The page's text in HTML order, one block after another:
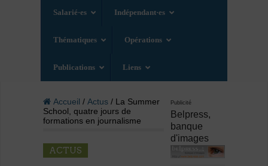
Salarié·es Indépendant·es
Thématiques Opérations
Publications Liens
Accueil / Actus/ La Summer
School, quatre jours de
formations en journalisme
ACTUS
Publicité
Belpress,
banque
d'images